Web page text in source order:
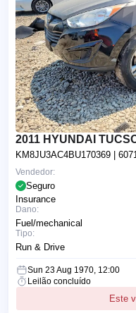
2011 HYUNDAI
KM8JU3AC4BU170369 |
Vendedor:
Seguro
Insurance
Dano:
Fuel/mechanical
Tipo:
Run & Drive
Sun 23 Aug 1970, 12:00
Leilão concluído
Este